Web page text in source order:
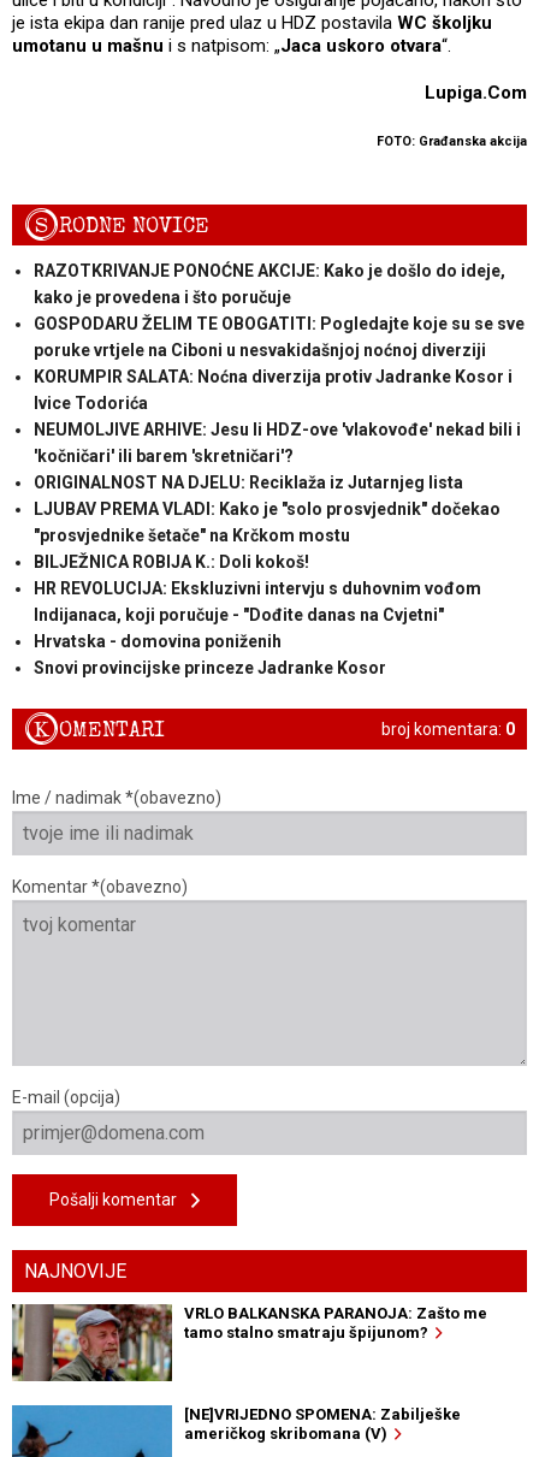
je ista ekipa dan ranije pred ulaz u HDZ postavila WC školjku
umotanu u mašnu i s natpisom: „Jaca uskoro otvara“.
Lupiga.Com
FOTO: Građanska akcija
SRODNE NOVICE
RAZOTKRIVANJE PONOĆNE AKCIJE: Kako je došlo do ideje,
kako je provedena i što poručuje
GOSPODARU ŽELIM TE OBOGATITI: Pogledajte koje su se sve
poruke vrtjele na Ciboni u nesvakidašnjoj noćnoj diverziji
KORUMPIR SALATA: Noćna diverzija protiv Jadranke Kosor i
Ivice Todorića
NEUMOLJIVE ARHIVE: Jesu li HDZ-ove 'vlakovođe' nekad bili i
'kočničari' ili barem 'skretničari'?
ORIGINALNOST NA DJELU: Reciklaža iz Jutarnjeg lista
LJUBAV PREMA VLADI: Kako je "solo prosvjednik" dočekao
"prosvjednike šetače" na Krčkom mostu
BILJEŽNICA ROBIJA K.: Doli kokoš!
HR REVOLUCIJA: Ekskluzivni intervju s duhovnim vođom
Indijanaca, koji poručuje - "Dođite danas na Cvjetni"
Hrvatska - domovina poniženih
Snovi provincijske princeze Jadranke Kosor
broj komentara: 0
KOMENTARI
Ime / nadimak *(obavezno)
Komentar *(obavezno)
E-mail (opcija)
Pošalji komentar
NAJNOVIJE
VRLO BALKANSKA PARANOJA: Zašto me
tamo stalno smatraju špijunom?
[NE]VRIJEDNO SPOMENA: Zabilješke
američkog skribomana (V)